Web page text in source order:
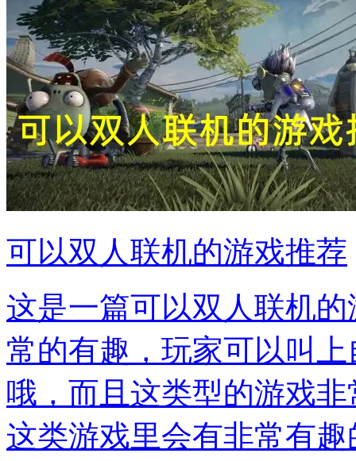
可以双人联机的游戏推荐
这是一篇可以双人联机
常的有趣，玩家可以叫
哦，而且这类型的游戏
这类游戏里会有非常有